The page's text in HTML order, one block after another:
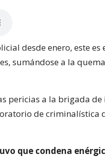
desde enero, este
sumándose a la
pericias a la brigada de
de criminalística
que condena